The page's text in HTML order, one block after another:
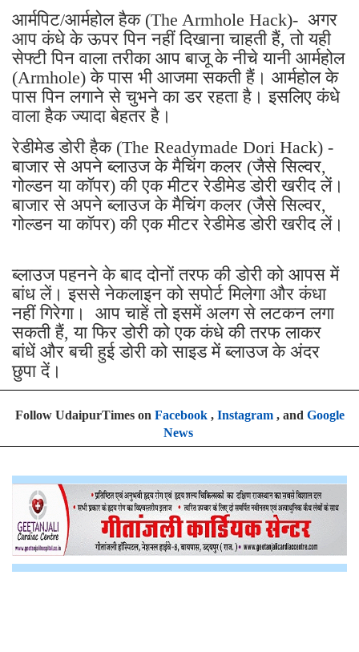
आर्मपिट/आर्महोल हैक (The Armhole Hack)- अगर
आप कंधे के ऊपर पिन नहीं दिखाना चाहती हैं, तो यही
सेफ्टी पिन वाला तरीका आप बाजू के नीचे यानी आर्महोल
(Armhole) के पास भी आजमा सकती हैं। आर्महोल के
पास पिन लगाने से चुभने का डर रहता है। इसलिए कंधे
वाला हैक ज्यादा बेहतर है।
रेडीमेड डोरी हैक (The Readymade Dori Hack) -
बाजार से अपने ब्लाउज के मैचिंग कलर (जैसे सिल्वर,
गोल्डन या कॉपर) की एक मीटर रेडीमेड डोरी खरीद लें।
बाजार से अपने ब्लाउज के मैचिंग कलर (जैसे सिल्वर,
गोल्डन या कॉपर) की एक मीटर रेडीमेड डोरी खरीद लें।
ब्लाउज पहनने के बाद दोनों तरफ की डोरी को आपस में
बांध लें। इससे नेकलाइन को सपोर्ट मिलेगा और कंधा
नहीं गिरेगा। आप चाहें तो इसमें अलग से लटकन लगा
सकती हैं, या फिर डोरी को एक कंधे की तरफ लाकर
बांधें और बची हुई डोरी को साइड में ब्लाउज के अंदर
छुपा दें।
Follow UdaipurTimes on Facebook, Instagram, and Google
News